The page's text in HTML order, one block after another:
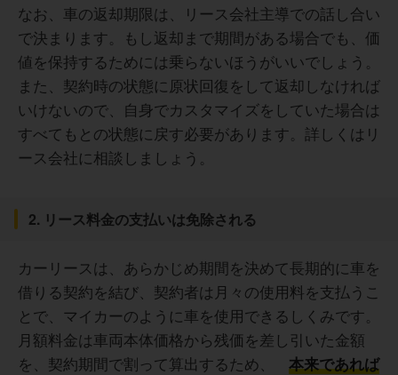
なお、車の返却期限は、リース会社主導での話し合い
で決まります。もし返却まで期間がある場合でも、価
値を保持するためには乗らないほうがいいでしょう。
また、契約時の状態に原状回復をして返却しなければ
いけないので、自身でカスタマイズをしていた場合は
すべてもとの状態に戻す必要があります。詳しくはリ
ース会社に相談しましょう。
2. リース料金の支払いは免除される
カーリースは、あらかじめ期間を決めて長期的に車を
借りる契約を結び、契約者は月々の使用料を支払うこ
とで、マイカーのように車を使用できるしくみです。
月額料金は車両本体価格から残価を差し引いた金額
を、契約期間で割って算出するため、
本来であれば